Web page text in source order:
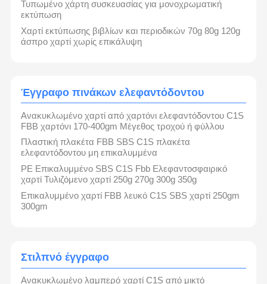
Τυπωμένο χάρτη συσκευασίας για μονοχρωματική
εκτύπωση
Χαρτί εκτύπωσης βιβλίων και περιοδικών 70g 80g 120g
άσπρο χαρτί χωρίς επικάλυψη
Έγγραφο πινάκων ελεφαντόδοντου
Ανακυκλωμένο χαρτί από χαρτόνι ελεφαντόδοντου C1S
FBB χαρτόνι 170-400gm Μέγεθος τροχού ή φύλλου
Πλαστική πλακέτα FBB SBS C1S πλακέτα
ελεφαντόδοντου μη επικαλυμμένα
PE Επικαλυμμένο SBS C1S Fbb Ελεφαντοσφαιρικό
χαρτί Τυλιζόμενο χαρτί 250g 270g 300g 350g
Επικαλυμμένο χαρτί FBB λευκό C1S SBS χαρτί 250gm
300gm
Στιλπνό έγγραφο
Ανακυκλωμένο λαμπερό χαρτί C1S από μικτό